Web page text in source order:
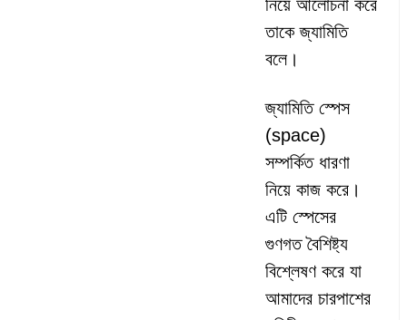
নিয়ে আলোচনা করে
তাকে জ্যামিতি
বলে।
জ্যামিতি স্পেস
(space)
সম্পর্কিত ধারণা
নিয়ে কাজ করে।
এটি স্পেসের
গুণগত বৈশিষ্ট্য
বিশ্লেষণ করে যা
আমাদের চারপাশের